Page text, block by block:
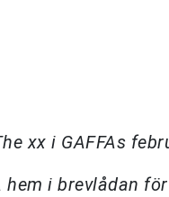
xx i GAFFAs
hem i brevlådan